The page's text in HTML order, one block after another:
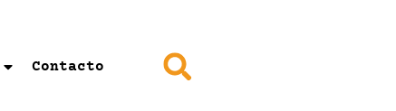
Contacto